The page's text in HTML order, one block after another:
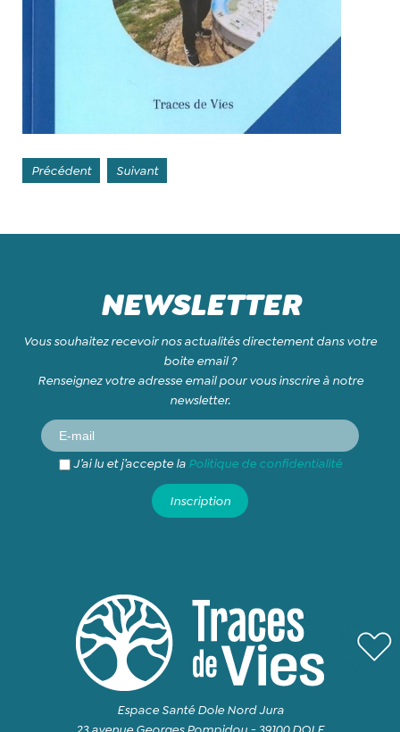
Précédent Suivant
NEWSLETTER
Vous souhaitez recevoir nos actualités directement dans votre
boite email ?
Renseignez votre adresse email pour vous inscrire à notre
newsletter.
J’ai lu et j’accepte la Politique de confidentialité
Espace Santé Dole Nord Jura